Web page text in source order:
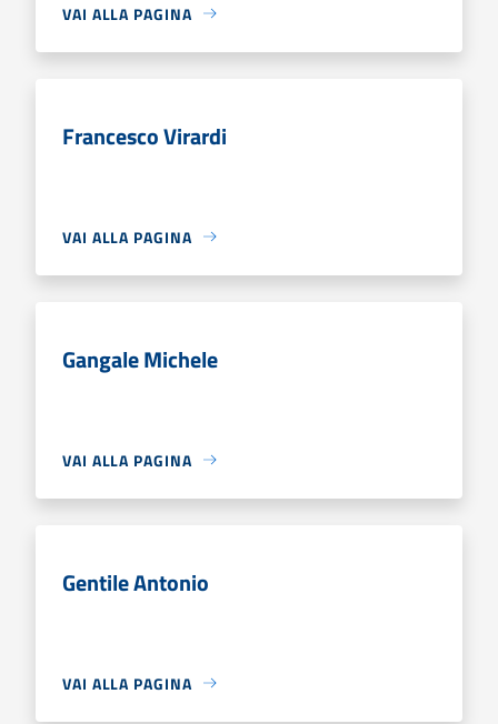
VAI ALLA PAGINA
Francesco Virardi
VAI ALLA PAGINA
Gangale Michele
VAI ALLA PAGINA
Gentile Antonio
VAI ALLA PAGINA